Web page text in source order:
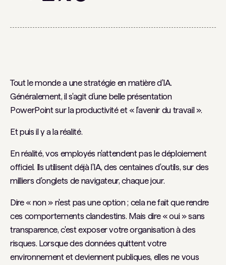
Tout le monde a une stratégie en matière d'IA.
Généralement, il s'agit d'une belle présentation
PowerPoint sur la productivité et « l'avenir du travail ».
Et puis il y a la réalité.
En réalité, vos employés n'attendent pas le déploiement
officiel. Ils utilisent déjà l'IA, des centaines d'outils, sur des
milliers d'onglets de navigateur, chaque jour.
Dire « non » n'est pas une option ; cela ne fait que rendre
ces comportements clandestins. Mais dire « oui » sans
transparence, c'est exposer votre organisation à des
risques. Lorsque des données quittent votre
environnement et deviennent publiques, elles ne vous